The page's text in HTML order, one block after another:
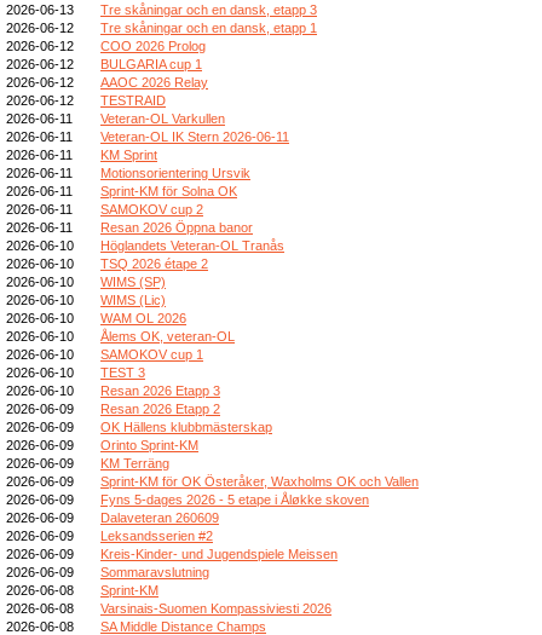
2026-06-13
Tre skåningar och en dansk, etapp 3
2026-06-12
Tre skåningar och en dansk, etapp 1
2026-06-12
COO 2026 Prolog
2026-06-12
BULGARIA cup 1
2026-06-12
AAOC 2026 Relay
2026-06-12
TESTRAID
2026-06-11
Veteran-OL Varkullen
2026-06-11
Veteran-OL IK Stern 2026-06-11
2026-06-11
KM Sprint
2026-06-11
Motionsorientering Ursvik
2026-06-11
Sprint-KM för Solna OK
2026-06-11
SAMOKOV cup 2
2026-06-11
Resan 2026 Öppna banor
2026-06-10
Höglandets Veteran-OL Tranås
2026-06-10
TSQ 2026 étape 2
2026-06-10
WIMS (SP)
2026-06-10
WIMS (Lic)
2026-06-10
WAM OL 2026
2026-06-10
Ålems OK, veteran-OL
2026-06-10
SAMOKOV cup 1
2026-06-10
TEST 3
2026-06-10
Resan 2026 Etapp 3
2026-06-09
Resan 2026 Etapp 2
2026-06-09
OK Hällens klubbmästerskap
2026-06-09
Orinto Sprint-KM
2026-06-09
KM Terräng
2026-06-09
Sprint-KM för OK Österåker, Waxholms OK och Vallen
2026-06-09
Fyns 5-dages 2026 - 5 etape i Åløkke skoven
2026-06-09
Dalaveteran 260609
2026-06-09
Leksandsserien #2
2026-06-09
Kreis-Kinder- und Jugendspiele Meissen
2026-06-09
Sommaravslutning
2026-06-08
Sprint-KM
2026-06-08
Varsinais-Suomen Kompassiviesti 2026
2026-06-08
SA Middle Distance Champs